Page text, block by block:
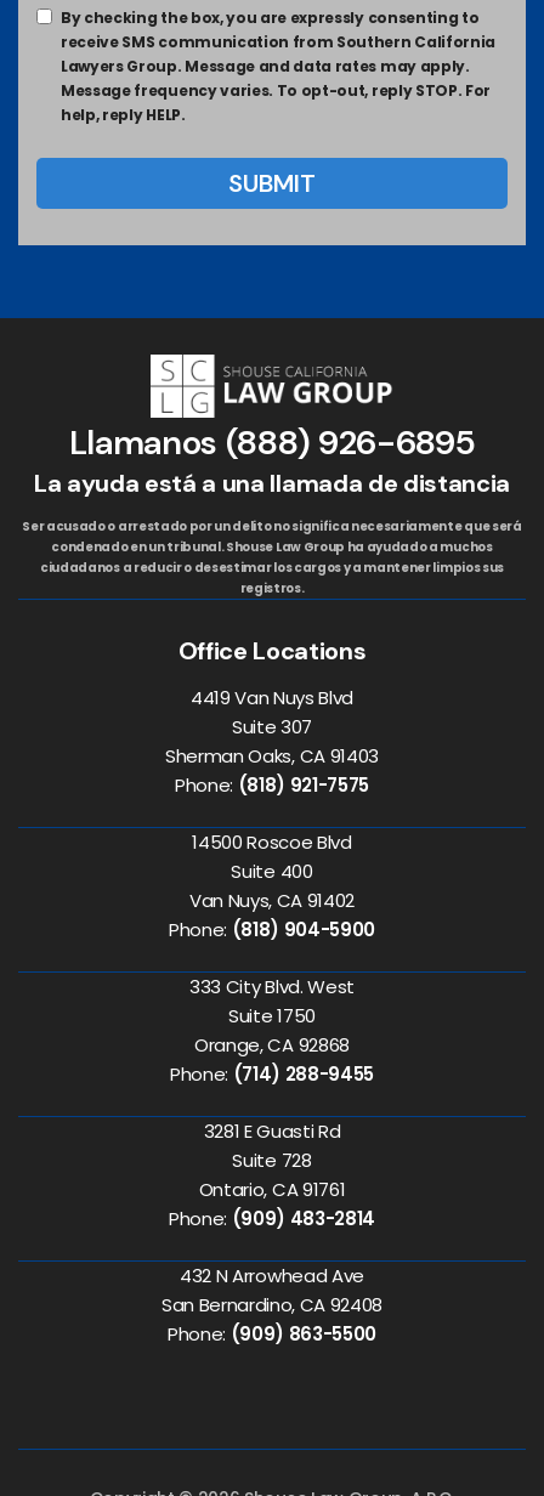
By checking the box, you are expressly consenting to
receive SMS communication from Southern California
Lawyers Group. Message and data rates may apply.
Message frequency varies. To opt-out, reply STOP. For
help, reply HELP.
Llamanos (888) 926-6895
La ayuda está a una llamada de distancia
Ser acusado o arrestado por un delito no significa necesariamente que será
condenado en un tribunal. Shouse Law Group ha ayudado a muchos
ciudadanos a reducir o desestimar los cargos y a mantener limpios sus
registros.
Office Locations
4419 Van Nuys Blvd
Suite 307
Sherman Oaks, CA 91403
Phone: (818) 921-7575
14500 Roscoe Blvd
Suite 400
Van Nuys, CA 91402
Phone: (818) 904-5900
333 City Blvd. West
Suite 1750
Orange, CA 92868
Phone: (714) 288-9455
3281 E Guasti Rd
Suite 728
Ontario, CA 91761
Phone: (909) 483-2814
432 N Arrowhead Ave
San Bernardino, CA 92408
Phone: (909) 863-5500